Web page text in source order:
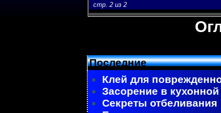
стр. 2 из 2
Последние
Клей для
Засорение в
Секреты отбеливания